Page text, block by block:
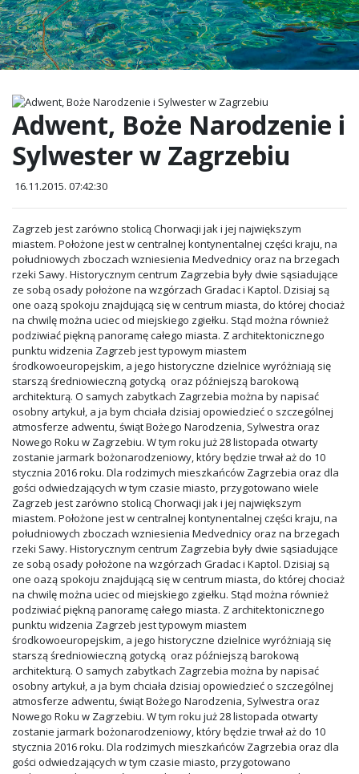
Adwent, Boże Narodzenie i
Sylwester w Zagrzebiu
16.11.2015. 07:42:30
Zagrzeb jest zarówno stolicą Chorwacji jak i jej największym
miastem. Położone jest w centralnej kontynentalnej części kraju, na
południowych zboczach wzniesienia Medvednicy oraz na brzegach
rzeki Sawy. Historycznym centrum Zagrzebia były dwie sąsiadujące
ze sobą osady położone na wzgórzach Gradac i Kaptol. Dzisiaj są
one oazą spokoju znajdującą się w centrum miasta, do której chociaż
na chwilę można uciec od miejskiego zgiełku. Stąd można również
podziwiać piękną panoramę całego miasta. Z architektonicznego
punktu widzenia Zagrzeb jest typowym miastem
środkowoeuropejskim, a jego historyczne dzielnice wyróżniają się
starszą średniowieczną gotycką oraz późniejszą barokową
architekturą. O samych zabytkach Zagrzebia można by napisać
osobny artykuł, a ja bym chciała dzisiaj opowiedzieć o szczególnej
atmosferze adwentu, świąt Bożego Narodzenia, Sylwestra oraz
Nowego Roku w Zagrzebiu. W tym roku już 28 listopada otwarty
zostanie jarmark bożonarodzeniowy, który będzie trwał aż do 10
stycznia 2016 roku. Dla rodzimych mieszkańców Zagrzebia oraz dla
gości odwiedzających w tym czasie miasto, przygotowano wiele
Zagrzeb jest zarówno stolicą Chorwacji jak i jej największym
miastem. Położone jest w centralnej kontynentalnej części kraju, na
południowych zboczach wzniesienia Medvednicy oraz na brzegach
rzeki Sawy. Historycznym centrum Zagrzebia były dwie sąsiadujące
ze sobą osady położone na wzgórzach Gradac i Kaptol. Dzisiaj są
one oazą spokoju znajdującą się w centrum miasta, do której chociaż
na chwilę można uciec od miejskiego zgiełku. Stąd można również
podziwiać piękną panoramę całego miasta. Z architektonicznego
punktu widzenia Zagrzeb jest typowym miastem
środkowoeuropejskim, a jego historyczne dzielnice wyróżniają się
starszą średniowieczną gotycką oraz późniejszą barokową
architekturą. O samych zabytkach Zagrzebia można by napisać
osobny artykuł, a ja bym chciała dzisiaj opowiedzieć o szczególnej
atmosferze adwentu, świąt Bożego Narodzenia, Sylwestra oraz
Nowego Roku w Zagrzebiu. W tym roku już 28 listopada otwarty
zostanie jarmark bożonarodzeniowy, który będzie trwał aż do 10
stycznia 2016 roku. Dla rodzimych mieszkańców Zagrzebia oraz dla
gości odwiedzających w tym czasie miasto, przygotowano